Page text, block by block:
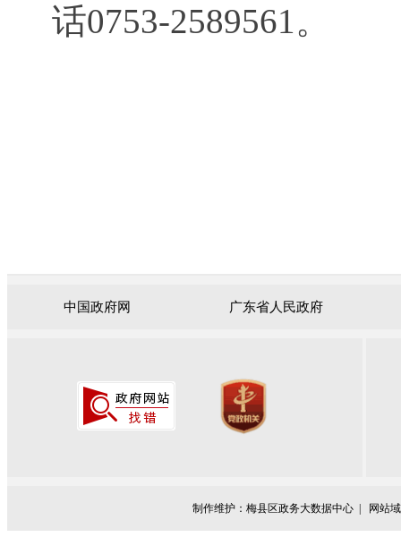
话0753-2589561。
中国政府网 广东省人民政府
制作维护：梅县区政务大数据中心 | 网站